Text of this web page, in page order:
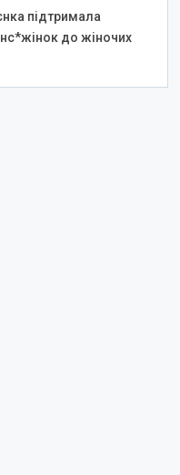
підтримала
до жіночих